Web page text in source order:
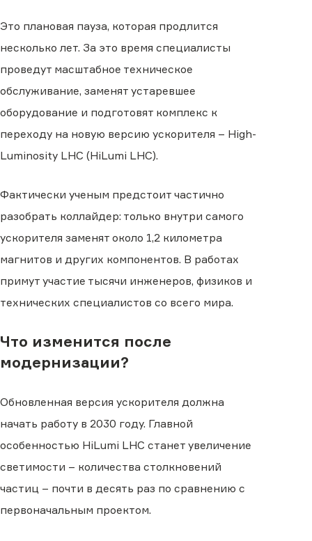
Это плановая пауза, которая продлится
несколько лет. За это время специалисты
проведут масштабное техническое
обслуживание, заменят устаревшее
оборудование и подготовят комплекс к
переходу на новую версию ускорителя – High-
Luminosity LHC (HiLumi LHC).
Фактически ученым предстоит частично
разобрать коллайдер: только внутри самого
ускорителя заменят около 1,2 километра
магнитов и других компонентов. В работах
примут участие тысячи инженеров, физиков и
технических специалистов со всего мира.
Что изменится после
модернизации?
Обновленная версия ускорителя должна
начать работу в 2030 году. Главной
особенностью HiLumi LHC станет увеличение
светимости – количества столкновений
частиц – почти в десять раз по сравнению с
первоначальным проектом.